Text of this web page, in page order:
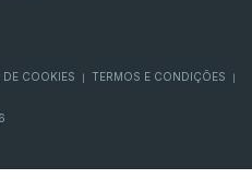
DE COOKIES TERMOS E CONDIÇÕES